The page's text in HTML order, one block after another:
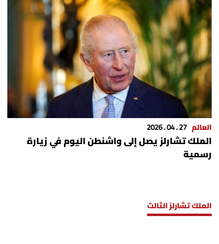
العالم 27 . 04 . 2026
الملك تشارلز يصل إلى واشنطن اليوم في زيارة
رسمية
الملك تشارلز الثالث